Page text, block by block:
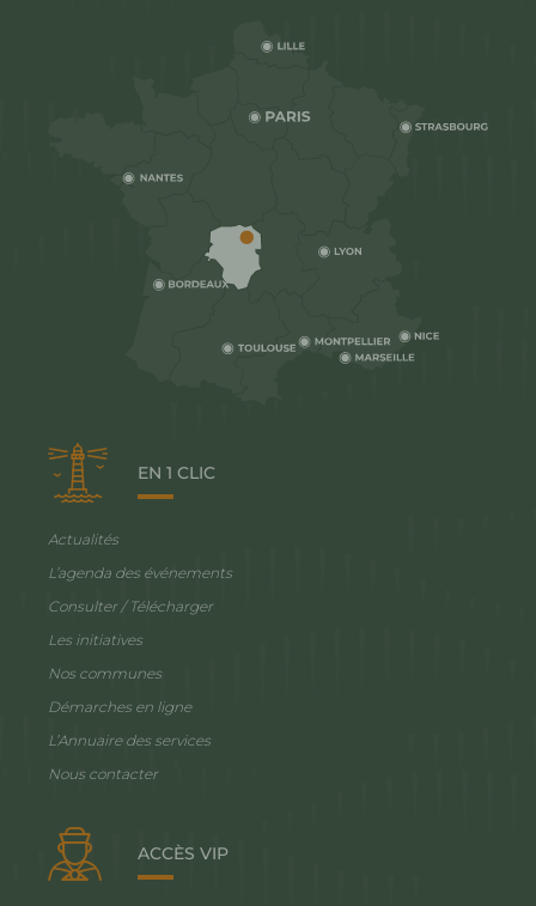
EN 1 CLIC
Actualités
L’agenda des événements
Consulter / Télécharger
Les initiatives
Nos communes
Démarches en ligne
L’Annuaire des services
Nous contacter
ACCÈS VIP